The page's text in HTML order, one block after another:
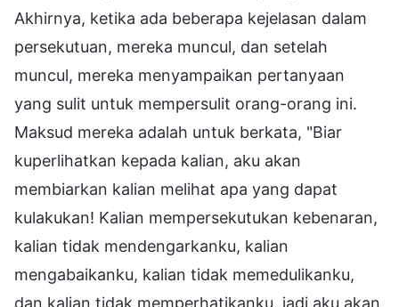
Akhirnya, ketika ada beberapa kejelasan dalam
persekutuan, mereka muncul, dan setelah
muncul, mereka menyampaikan pertanyaan
yang sulit untuk mempersulit orang-orang ini.
Maksud mereka adalah untuk berkata, "Biar
kuperlihatkan kepada kalian, aku akan
membiarkan kalian melihat apa yang dapat
kulakukan! Kalian mempersekutukan kebenaran,
kalian tidak mendengarkanku, kalian
mengabaikanku, kalian tidak memedulikanku,
dan kalian tidak memperhatikanku, jadi aku akan